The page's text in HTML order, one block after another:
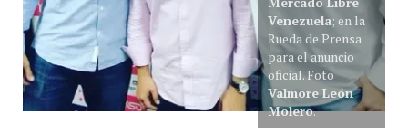
Venezuela; en la
Rueda de Prensa
para el anuncio
oficial. Foto
Valmore León
Molero.